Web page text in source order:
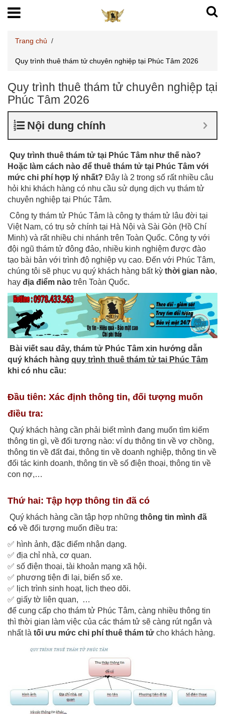
Trang chủ /
Quy trình thuê thám tử chuyên nghiệp tại Phúc Tâm 2026
Quy trình thuê thám tử chuyên nghiệp tại
Phúc Tâm 2026
Nội dung chính
Quy trình thuê thám tử tại Phúc Tâm như thế nào?
Hoặc làm cách nào để thuê thám tử tại Phúc Tâm với
mức chi phí hợp lý nhất? Đây là 2 trong số rất nhiều câu
hỏi khi khách hàng có nhu cầu sử dụng dịch vụ thám tử
chuyên nghiệp tại Phúc Tâm.
Công ty thám tử Phúc Tâm là công ty thám tử lâu đời tại
Việt Nam, có trụ sở chính tại Hà Nội và Sài Gòn (Hồ Chí
Minh) và rất nhiều chi nhánh trên Toàn Quốc. Công ty với
đội ngũ thám tử đông đảo, nhiều kinh nghiệm được đào
tạo bài bản với trình độ nghiệp vụ cao. Đến với Phúc Tâm,
chúng tôi sẽ phục vụ quý khách hàng bất kỳ thời gian nào,
hay địa điểm nào trên Toàn Quốc.
Bài viết sau đây, thám tử Phúc Tâm xin hướng dẫn
quý khách hàng quy trình thuê thám tử tại Phúc Tâm
khi có nhu cầu:
Đầu tiên: Xác định thông tin, đối tượng muốn
điều tra:
Quý khách hàng cần phải biết mình đang muốn tìm kiếm
thông tin gì, về đối tượng nào: ví dụ thông tin về vợ chồng,
thông tin về đất đai, thông tin về doanh nghiệp, thông tin về
đối tác kinh doanh, thông tin về số điện thoại, thông tin về
con nợ,…
Thứ hai: Tập hợp thông tin đã có
Quý khách hàng cần tập hợp những thông tin mình đã
có về đối tượng muốn điều tra:
✅ hình ảnh, đặc điểm nhận dạng.
✅ địa chỉ nhà, cơ quan.
✅ số điện thoại, tài khoản mạng xã hội.
✅ phương tiện đi lại, biển số xe.
✅ lịch trình sinh hoạt, lịch theo dõi.
✅ giấy tờ liên quan, …
để cung cấp cho thám tử Phúc Tâm, càng nhiều thông tin
thì thời gian làm việc của các thám tử sẽ càng rút ngắn và
nhất là tối ưu mức chi phí thuê thám tử cho khách hàng.